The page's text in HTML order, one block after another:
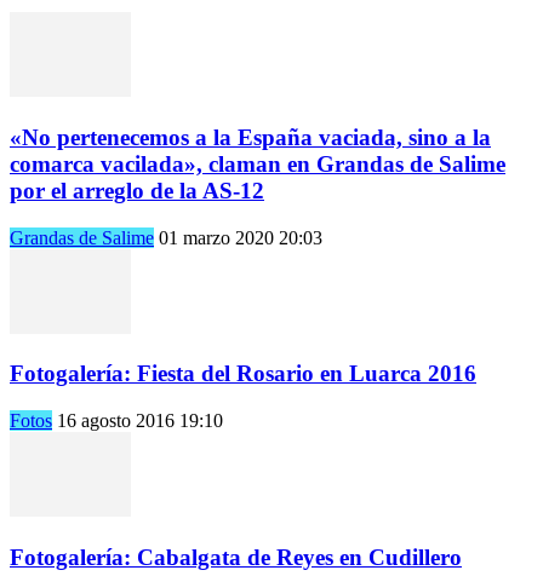
«No pertenecemos a la España vaciada, sino a la
comarca vacilada», claman en Grandas de Salime
por el arreglo de la AS-12
Grandas de Salime 01 marzo 2020 20:03
Fotogalería: Fiesta del Rosario en Luarca 2016
Fotos 16 agosto 2016 19:10
Fotogalería: Cabalgata de Reyes en Cudillero